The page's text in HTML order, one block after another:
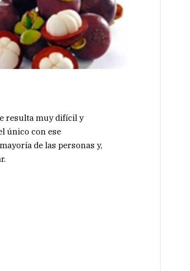
resulta muy difícil y
único con ese
de las personas y,